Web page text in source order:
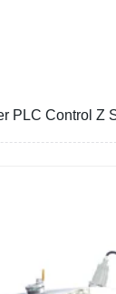
PLC Control Z